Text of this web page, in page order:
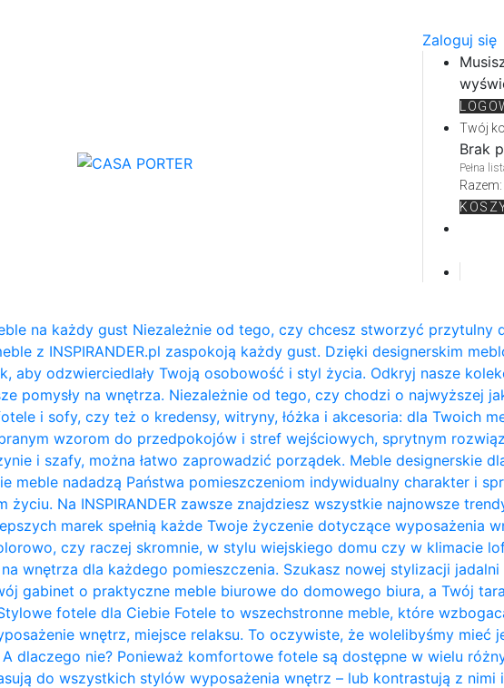
Zaloguj się
Twój
Brak
Pełna
Razem:
na każdy gust Niezależnie od tego, czy chcesz stworzyć przytulny
z INSPIRANDER.pl zaspokoją każdy gust. Dzięki designerskim
aby odzwierciedlały Twoją osobowość i styl życia. Odkryj nasze
pomysły na wnętrza. Niezależnie od tego, czy chodzi o najwyższej
i sofy, czy też o kredensy, witryny, łóżka i akcesoria: dla Twoich
wzorom do przedpokojów i stref wejściowych, sprytnym
i szafy, można łatwo zaprowadzić porządek. Meble designerskie
meble nadadzą Państwa pomieszczeniom indywidualny charakter i
życiu. Na INSPIRANDER zawsze znajdziesz wszystkie najnowsze
marek spełnią każde Twoje życzenie dotyczące wyposażenia
czy raczej skromnie, w stylu wiejskiego domu czy w klimacie
wnętrza dla każdego pomieszczenia. Szukasz nowej stylizacji jadalni
gabinet o praktyczne meble biurowe do domowego biura, a Twój
fotele dla Ciebie Fotele to wszechstronne meble, które
wnętrz, miejsce relaksu. To oczywiste, że wolelibyśmy mieć
dlaczego nie? Ponieważ komfortowe fotele są dostępne w wielu
do wszystkich stylów wyposażenia wnętrz – lub kontrastują z nimi